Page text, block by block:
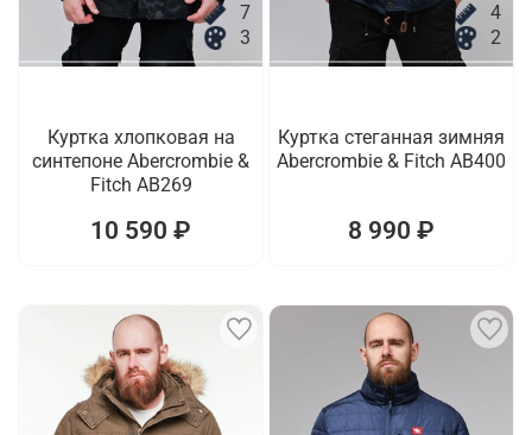
7
3
Куртка хлопковая на
синтепоне Abercrombie &
Fitch AB269
10 590 ₽
4
2
Куртка стеганная зимняя
Abercrombie & Fitch AB400
8 990 ₽